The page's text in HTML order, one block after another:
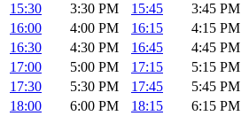
15:30
3:30 PM 15:45
3:45 PM
16:00
4:00 PM 16:15
4:15 PM
16:30
4:30 PM 16:45
4:45 PM
17:00
5:00 PM 17:15
5:15 PM
17:30
5:30 PM 17:45
5:45 PM
18:00
6:00 PM 18:15
6:15 PM